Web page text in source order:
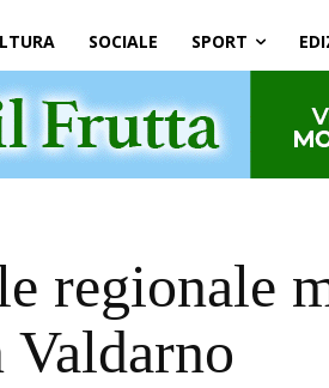
SOCIALE SPORT
regionale